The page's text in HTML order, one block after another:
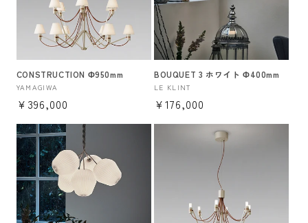
CONSTRUCTION Φ950mm
販
売
YAMAGIWA
通
常
価
格
¥396,000
BOUQUET 3 ホワイト Φ400mm
販
売
LE KLINT
通
常
¥176,000